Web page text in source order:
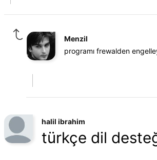
Menzil
programı frewalden
halil ibrahim
türkçe dil